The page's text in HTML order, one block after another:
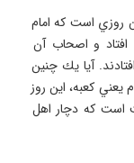
روزي است كه امام
و اصحاب آن
آيا يك چنين
كعبه، اين روز
است كه دچار اهل